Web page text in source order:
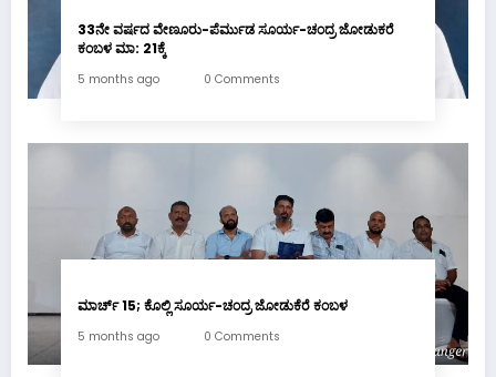
33ನೇ ವರ್ಷದ ವೇಣೂರು-ಪೆರ್ಮುಡ ಸೂರ್ಯ-ಚಂದ್ರ ಜೋಡುಕರೆ
ಕಂಬಳ ಮಾ: 21ಕ್ಕೆ
5 months ago 0 Comments
ಮಾರ್ಚ್ 15; ಕೊಲ್ಲಿ ಸೂರ್ಯ-ಚಂದ್ರ ಜೋಡುಕೆರೆ ಕಂಬಳ
5 months ago 0 Comments